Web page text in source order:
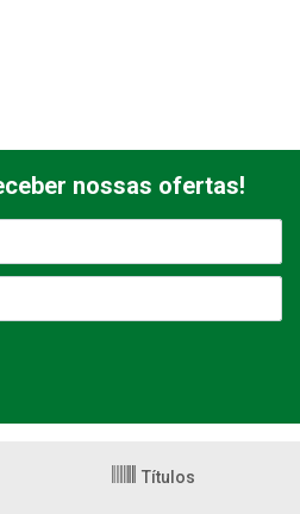
nossas ofertas!
Títulos